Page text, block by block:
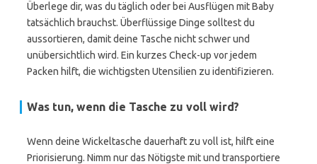
Überlege dir, was du täglich oder bei Ausflügen mit Baby
tatsächlich brauchst. Überflüssige Dinge solltest du
aussortieren, damit deine Tasche nicht schwer und
unübersichtlich wird. Ein kurzes Check-up vor jedem
Packen hilft, die wichtigsten Utensilien zu identifizieren.
Was tun, wenn die Tasche zu voll wird?
Wenn deine Wickeltasche dauerhaft zu voll ist, hilft eine
Priorisierung. Nimm nur das Nötigste mit und transportiere